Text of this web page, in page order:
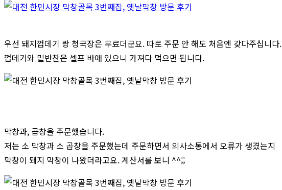
우선 돼지껍데기 랑 청국장은 무료더군요. 따로 주문 안 해도 처음엔 갖다주십니다.
껍데기와 밑반찬은 셀프 바애 있으니 가져다 먹으면 됩니다.
막창과, 곱창을 주문했습니다.
저는 소 막창과 소 곱창을 주문했는데 주문하면서 의사소통에서 오류가 생겼는지
막창이 돼지 막창이 나왔더라고요. 계산서를 보니 ^^;;